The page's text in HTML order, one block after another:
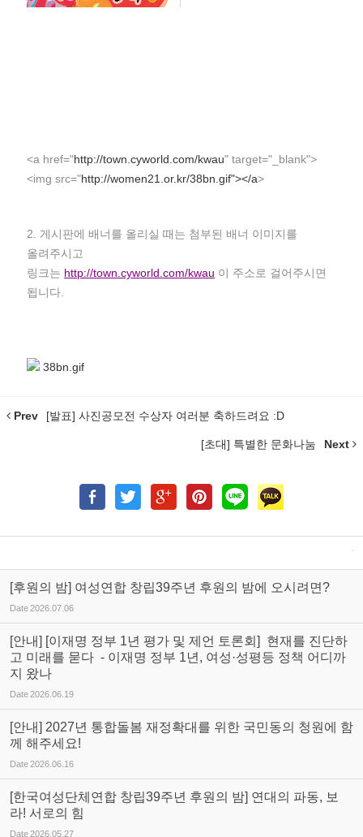
<a href="http://town.cyworld.com/kwau" target="_blank">
<img src="http://women21.or.kr/38bn.gif"></a>
2. 게시판에 배너를 올리실 때는 첨부된 배너 이미지를
올려주시고
링크는 http://town.cyworld.com/kwau 이 주소로 걸어주시면
됩니다.
38bn.gif
Prev [발표] 사진공모전 수상자 여러분 축하드려요 :D
[초대] 특별한 문화나눔 Next
[후원의 밤] 여성연합 창립39주년 후원의 밤에 오시려면?
Date2026.07.06
[안내] [이재명 정부 1년 평가 및 제언 토론회] 현재를 진단하
고 미래를 묻다 - 이재명 정부 1년, 여성·성평등 정책 어디까
지 왔나
Date2026.06.19
[안내] 2027년 통합돌봄 재정확대를 위한 국민동의 청원에 함
께 해주세요!
Date2026.06.16
[한국여성단체연합 창립39주년 후원의 밤] 연대의 파동, 보
라! 서로의 힘
Date2026.05.27